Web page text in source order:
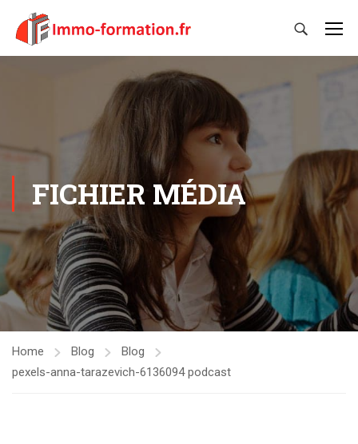
FICHIER MÉDIA
Home Blog
Blog
pexels-anna-tarazevich-6136094 podcast